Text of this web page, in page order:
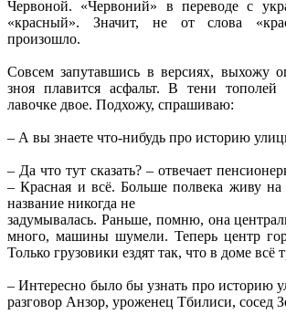
Червоной. «Червоний» в переводе с
«красный». Значит, не от слова
произошло.
Совсем запутавшись в версиях, выхожу
зноя плавится асфальт. В тени
лавочке двое. Подхожу, спрашиваю:
– А вы знаете что-нибудь про историю
– Да что тут сказать? – отвечает
– Красная и всё. Больше полвека живу
название никогда не
задумывалась. Раньше, помню, она
много, машины шумели. Теперь центр
Только грузовики ездят так, что в доме всё
– Интересно было бы узнать про историю
разговор Анзор, уроженец Тбилиси, сосед